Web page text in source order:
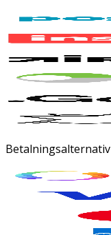
Betalningsalternativ